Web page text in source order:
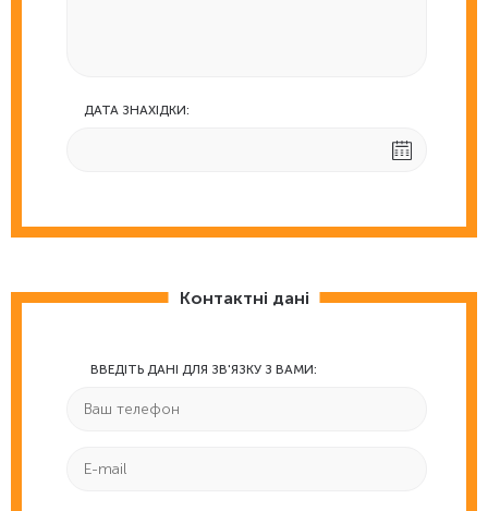
ДАТА ЗНАХІДКИ:
Контактні дані
ВВЕДІТЬ ДАНІ ДЛЯ ЗВ'ЯЗКУ З ВАМИ: